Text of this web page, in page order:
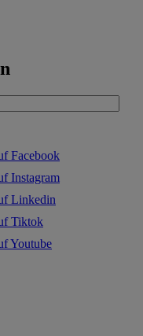
Facebook
Instagram
Linkedin
Tiktok
Youtube